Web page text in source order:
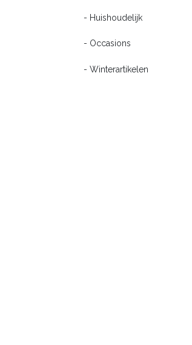
- Huishoudelijk
- Occasions
- Winterartikelen